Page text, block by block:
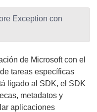
Exception con
de Microsoft con el
tareas específicas
ligado al SDK, el SDK
metadatos y
aplicaciones